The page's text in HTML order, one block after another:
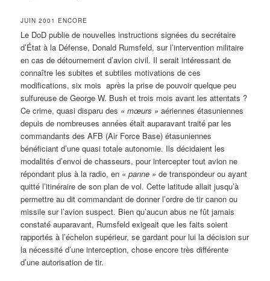
JUIN 2001 ENCORE
Le DoD publie de nouvelles instructions signées du secrétaire
d’État à la Défense, Donald Rumsfeld, sur l’intervention militaire
en cas de détournement d’avion civil. Il serait intéressant de
connaître les subites et subtiles motivations de ces
modifications, six mois après la prise de pouvoir quelque peu
sulfureuse de George W. Bush et trois mois avant les attentats ?
Ce crime, quasi disparu des « mœurs » aériennes étasuniennes
depuis de nombreuses années était auparavant traité par les
commandants des AFB (Air Force Base) étasuniennes
bénéficiant d’une quasi totale autonomie. Ils décidaient les
modalités d’envoi de chasseurs, pour intercepter tout avion ne
répondant plus à la radio, en « panne » de transpondeur ou ayant
quitté l’itinéraire de son plan de vol. Cette latitude allait jusqu’à
permettre au dit commandant de donner l’ordre de tir canon ou
missile sur l’avion suspect. Bien qu’aucun abus ne fût jamais
constaté auparavant, Rumsfeld exigeait que les faits soient
rapportés à l’échelon supérieur, se gardant pour lui la décision sur
la nécessité d’une interception, chose encore très différente
d’une autorisation de tir.